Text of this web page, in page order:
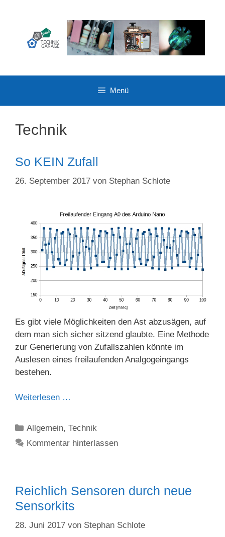
Menü
Technik
So KEIN Zufall
26. September 2017 von Stephan Schlote
Es gibt viele Möglichkeiten den Ast abzusägen, auf
dem man sich sicher sitzend glaubte. Eine Methode
zur Generierung von Zufallszahlen könnte im
Auslesen eines freilaufenden Analgogeingangs
bestehen.
Weiterlesen …
Kategorien
Allgemein,Technik
Kommentar hinterlassen
Reichlich Sensoren durch neue
Sensorkits
28. Juni 2017 von Stephan Schlote